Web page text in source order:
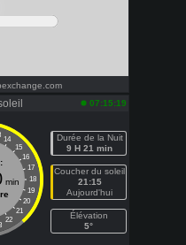
07:15:19
14
15
16
17
18
19
20
21
22
min
Durée de la Nuit
9 H 21 min
Coucher du soleil
21:15
Aujourd'hui
Élévation
5°